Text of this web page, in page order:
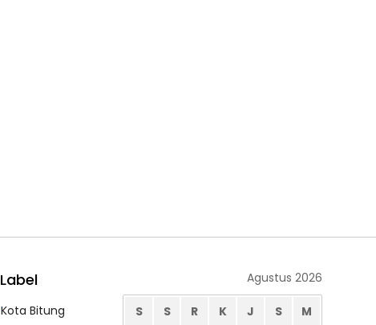
Label
Kota Bitung
Agustus 2026
S S R K J S M